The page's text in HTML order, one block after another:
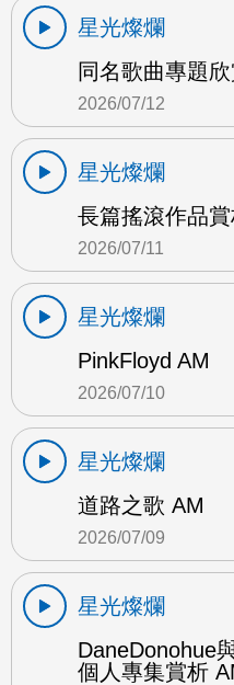
星光燦爛
同名歌曲專題
2026/07/12
星光燦爛
長篇搖滾作品
2026/07/11
星光燦爛
PinkFloyd AM
2026/07/10
星光燦爛
道路之歌 AM
2026/07/09
星光燦爛
DaneDonohue
個人專集賞析